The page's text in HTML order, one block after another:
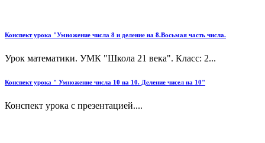
Конспект урока "Умножение числа 8 и деление на 8.Восьмая часть числа.
Урок математики. УМК "Школа 21 века". Класс: 2...
Конспект урока " Умножение числа 10 на 10. Деление чисел на 10"
Конспект урока с презентацией....